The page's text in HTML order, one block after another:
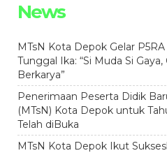
News
MTsN Kota Depok Gelar
Tunggal Ika: “Si Muda Si
Berkarya”
Penerimaan Peserta Didik
(MTsN) Kota Depok untuk
Telah diBuka
MTsN Kota Depok Ikut